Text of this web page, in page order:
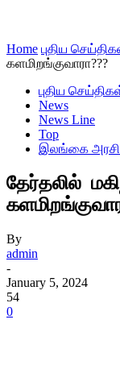
Home புதிய
களமிறங்குவாரா???
புதிய
News
News Line
Top
இலங்கை
தேர்தலில்
By
admin
-
January 5, 2024
54
0